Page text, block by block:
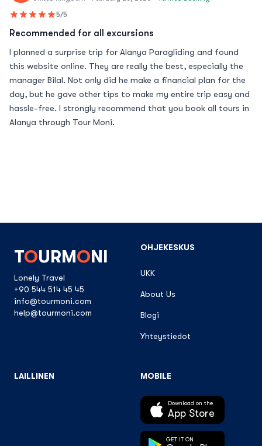
5/5
Recommended for all excursions
I planned a surprise trip for Alanya Paragliding and found
this website online. They are really the best, especially the
manager Bilal. Not only did he make a financial plan for the
day, but he gave other tips to make my entire trip easy and
hassle-free. I strongly recommend that you book all tours in
Alanya through Tour Moni.
TOURMONI
Lonely Travel
+90 544 514 45 45
info@tourmoni.com
help@tourmoni.com
OHJEKESKUS
UKK
About Us
Blogi
Yhteystiedot
LAILLINEN MOBILE
Download on the
App Store
GET IT ON